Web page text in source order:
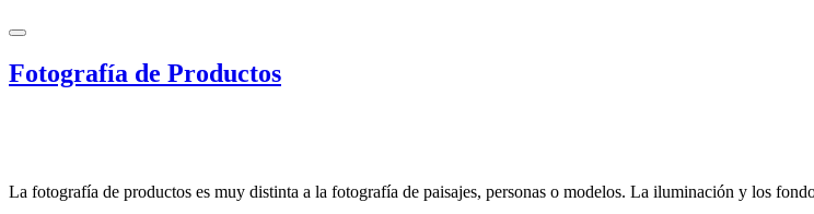
Fotografía de Productos
La fotografía de productos es muy distinta a la fotografía de paisajes, personas o modelos. La iluminación y los